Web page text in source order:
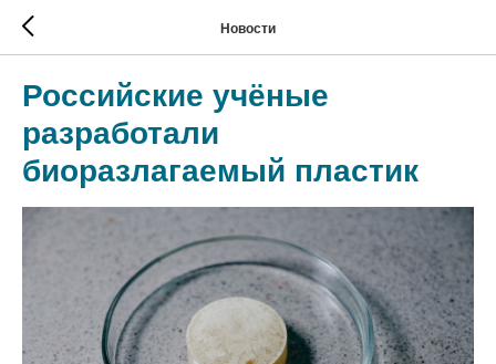
Новости
Российские учёные
разработали
биоразлагаемый пластик